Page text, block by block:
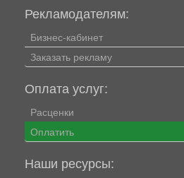
Рекламодателям:
Бизнес-кабинет
Заказать рекламу
Оплата услуг:
Расценки
Оплатить
Наши ресурсы: